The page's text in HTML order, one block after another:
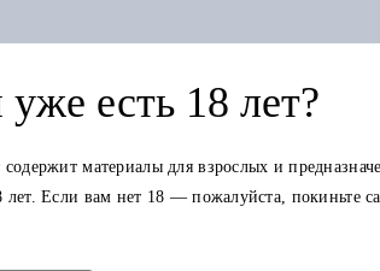
до киборговесть 18 лет?
содержит материалы для взрослых и
лет. Если вам нет 18 — пожалуйста, покиньте